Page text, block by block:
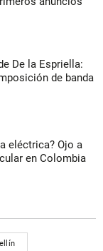
De la Espriella:
de banda
eléctrica? Ojo a
en Colombia